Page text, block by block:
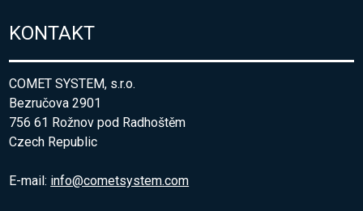
KONTAKT
COMET SYSTEM, s.r.o.
Bezručova 2901
756 61 Rožnov pod Radhoštěm
Czech Republic
E-mail: info@cometsystem.com